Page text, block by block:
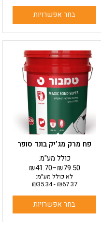
בחר אפשרויות
פח מרק מג’יק בונד סופר
₪41.70–₪79.50
כולל מע"מ:
לא כולל מע״מ:
₪67.37
-
₪35.34
בחר אפשרויות
זה
יש
מספר
סוגים.
ניתן
לבחור
את
האפשרויות
בעמוד
המוצר